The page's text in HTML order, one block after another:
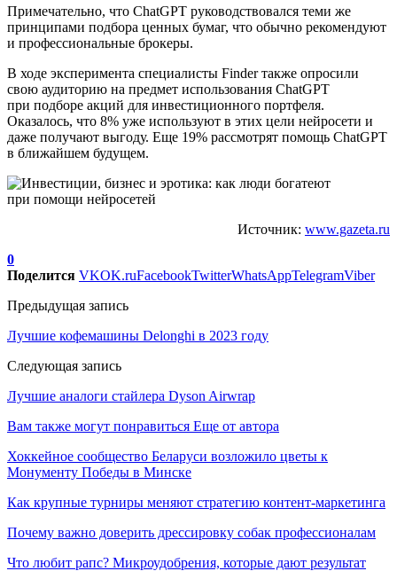
Примечательно, что ChatGPT руководствовался теми же
принципами подбора ценных бумаг, что обычно рекомендуют
и профессиональные брокеры.
В ходе эксперимента специалисты Finder также опросили
свою аудиторию на предмет использования ChatGPT
при подборе акций для инвестиционного портфеля.
Оказалось, что 8% уже используют в этих цели нейросети и
даже получают выгоду. Еще 19% рассмотрят помощь ChatGPT
в ближайшем будущем.
Источник: www.gazeta.ru
0
Поделится VKOK.ruFacebookTwitterWhatsAppTelegramViber
Предыдущая запись
Лучшие кофемашины Delonghi в 2023 году
Следующая запись
Лучшие аналоги стайлера Dyson Airwrap
Вам также могут понравиться Еще от автора
Хоккейное сообщество Беларуси возложило цветы к
Монументу Победы в Минске
Как крупные турниры меняют стратегию контент-маркетинга
Почему важно доверить дрессировку собак профессионалам
Что любит рапс? Микроудобрения, которые дают результат